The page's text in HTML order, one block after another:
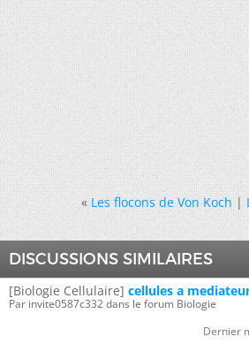
« Les flocons de Von Koch|
DISCUSSIONS SIMILAIRES
[Biologie Cellulaire] cellules a
Par invite0587c332 dans le forum Biologie
Dernier